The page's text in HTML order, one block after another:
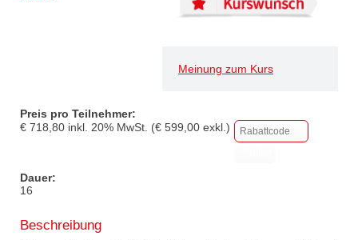
Meinung zum Kurs
Preis pro Teilnehmer:
€ 718,80 inkl. 20% MwSt. (€ 599,00 exkl.)
Dauer:
16
Beschreibung